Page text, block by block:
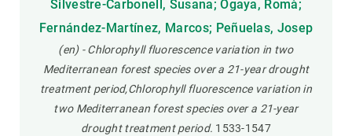
Silvestre-Carbonell, Susana; Ogaya, Romà;
Fernández-Martínez, Marcos; Peñuelas, Josep
(en) - Chlorophyll fluorescence variation in two
Mediterranean forest species over a 21-year drought
treatment period,Chlorophyll fluorescence variation in
two Mediterranean forest species over a 21-year
drought treatment period. 1533-1547